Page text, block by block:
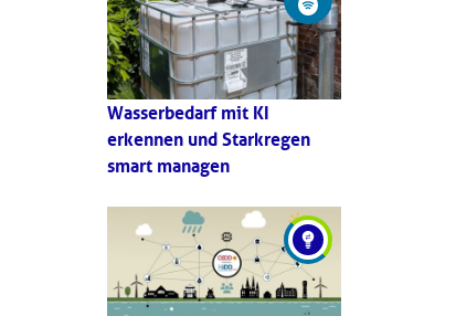
Wasserbedarf mit KI
erkennen und Starkregen
smart managen